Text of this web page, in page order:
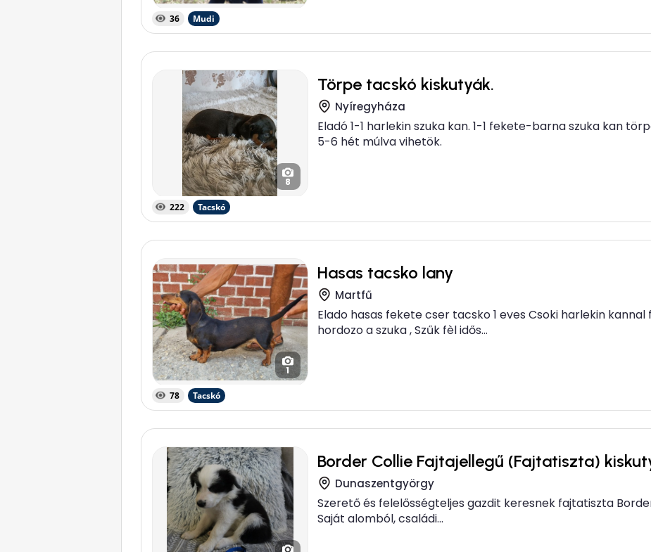
36 Mudi
8
Törpe tacskó kiskutyák.
Nyíregyháza
Eladó 1-1 harlekin szuka kan. 1-1 fekete-barna szuka kan
5-6 hét múlva vihetök.
222 Tacskó
1
Hasas tacsko lany
Martfű
Elado hasas fekete cser tacsko 1 eves Csoki harlekin kannal
hordozo a szuka , Szűk fèl idős...
78 Tacskó
Border Collie Fajtajellegű (Fajtatiszta)
Dunaszentgyörgy
Szerető és felelősségteljes gazdit keresnek fajtatiszta
Saját alomból, családi...